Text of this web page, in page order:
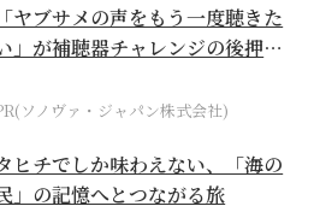
「ヤブサメの声をもう一度聴きた
」が補聴器チャレンジの後押し
ソノヴァ・ジャパン株式会社)
ヒチでしか味わえない、「海の
」の記憶へとつながる旅